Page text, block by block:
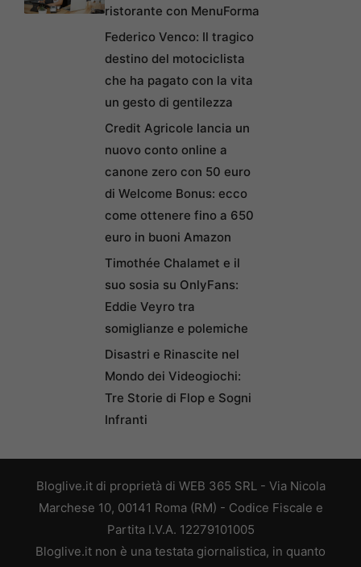
ristorante con MenuForma
Federico Venco: Il tragico
destino del motociclista
che ha pagato con la vita
un gesto di gentilezza
Credit Agricole lancia un
nuovo conto online a
canone zero con 50 euro
di Welcome Bonus: ecco
come ottenere fino a 650
euro in buoni Amazon
Timothée Chalamet e il
suo sosia su OnlyFans:
Eddie Veyro tra
somiglianze e polemiche
Disastri e Rinascite nel
Mondo dei Videogiochi:
Tre Storie di Flop e Sogni
Infranti
Bloglive.it di proprietà di WEB 365 SRL - Via Nicola
Marchese 10, 00141 Roma (RM) - Codice Fiscale e
Partita I.V.A. 12279101005
Bloglive.it non è una testata giornalistica, in quanto